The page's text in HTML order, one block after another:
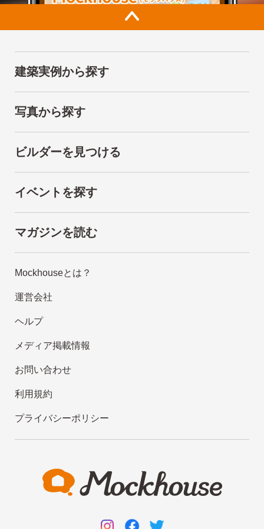
建築実例から探す
写真から探す
ビルダーを見つける
イベントを探す
マガジンを読む
Mockhouseとは？
運営会社
ヘルプ
メディア掲載情報
お問い合わせ
利用規約
プライバシーポリシー